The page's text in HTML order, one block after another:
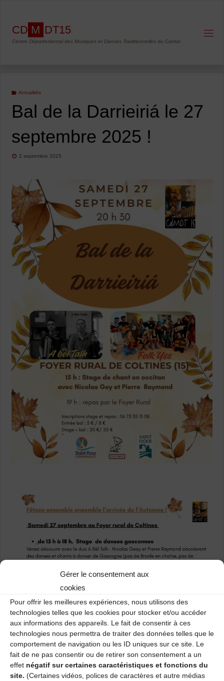
Gérer le consentement aux
cookies
Pour offrir les meilleures expériences, nous utilisons des
technologies telles que les cookies pour stocker et/ou accéder
aux informations des appareils. Le fait de consentir à ces
technologies nous permettra de traiter des données telles que le
comportement de navigation ou les ID uniques sur ce site. Le
fait de ne pas consentir ou de retirer son consentement a un
effet négatif sur certaines caractéristiques et fonctions du
site. (Certaines vidéos, polices de caractères et autre médias
content
CD M DT15
Centre Départemental des Musiques et Danses Traditionnelles du Cantal
Actualités
Bal de la Darrieiriá le 27
septembre 2025 !
2 septembre 2025